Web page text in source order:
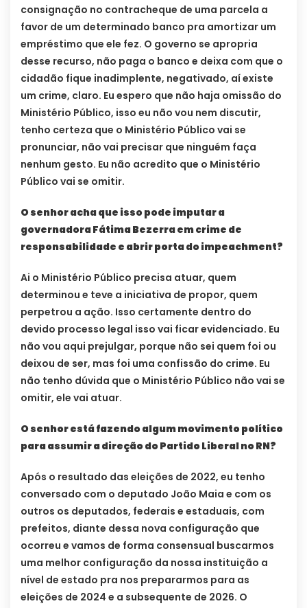
consignação no contracheque de uma parcela a
favor de um determinado banco pra amortizar um
empréstimo que ele fez. O governo se apropria
desse recurso, não paga o banco e deixa com que o
cidadão fique inadimplente, negativado, aí existe
um crime, claro. Eu espero que não haja omissão do
Ministério Público, isso eu não vou nem discutir,
tenho certeza que o Ministério Público vai se
pronunciar, não vai precisar que ninguém faça
nenhum gesto. Eu não acredito que o Ministério
Público vai se omitir.
O senhor acha que isso pode imputar a
governadora Fátima Bezerra em crime de
responsabilidade e abrir porta do impeachment?
Ai o Ministério Público precisa atuar, quem
determinou e teve a iniciativa de propor, quem
perpetrou a ação. Isso certamente dentro do
devido processo legal isso vai ficar evidenciado. Eu
não vou aqui prejulgar, porque não sei quem foi ou
deixou de ser, mas foi uma confissão do crime. Eu
não tenho dúvida que o Ministério Público não vai se
omitir, ele vai atuar.
O senhor está fazendo algum movimento político
para assumir a direção do Partido Liberal no RN?
Após o resultado das eleições de 2022, eu tenho
conversado com o deputado João Maia e com os
outros os deputados, federais e estaduais, com
prefeitos, diante dessa nova configuração que
ocorreu e vamos de forma consensual buscarmos
uma melhor configuração da nossa instituição a
nível de estado pra nos prepararmos para as
eleições de 2024 e a subsequente de 2026. O